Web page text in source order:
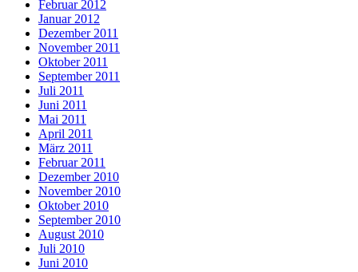
Februar 2012
Januar 2012
Dezember 2011
November 2011
Oktober 2011
September 2011
Juli 2011
Juni 2011
Mai 2011
April 2011
März 2011
Februar 2011
Dezember 2010
November 2010
Oktober 2010
September 2010
August 2010
Juli 2010
Juni 2010